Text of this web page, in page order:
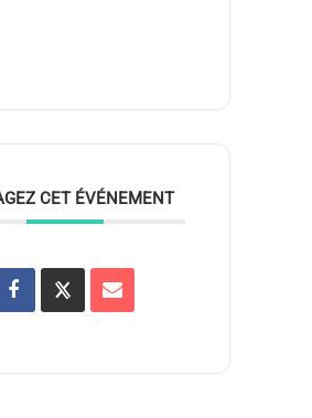
CET ÉVÉNEMENT